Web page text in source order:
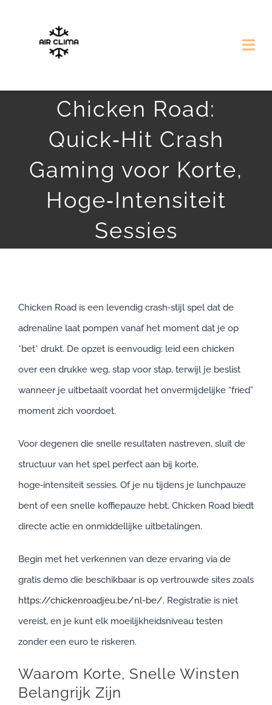
Nasze Realizacje
Darmowa Wycena
Chicken Road:
Quick‑Hit Crash
Gaming voor Korte,
Hoge‑Intensiteit
Sessies
Chicken Road is een levendig crash‑stijl spel dat de
adrenaline laat pompen vanaf het moment dat je op
*bet* drukt. De opzet is eenvoudig: leid een chicken
over een drukke weg, stap voor stap, terwijl je beslist
wanneer je uitbetaalt voordat het onvermijdelijke “fried”
moment zich voordoet.
Voor degenen die snelle resultaten nastreven, sluit de
structuur van het spel perfect aan bij korte,
hoge‑intensiteit sessies. Of je nu tijdens je lunchpauze
bent of een snelle koffiepauze hebt, Chicken Road biedt
directe actie en onmiddellijke uitbetalingen.
Begin met het verkennen van deze ervaring via de
gratis demo die beschikbaar is op vertrouwde sites zoals
https://chickenroadjeu.be/nl-be/. Registratie is niet
vereist, en je kunt elk moeilijkheidsniveau testen
zonder een euro te riskeren.
Waarom Korte, Snelle Winsten
Belangrijk Zijn